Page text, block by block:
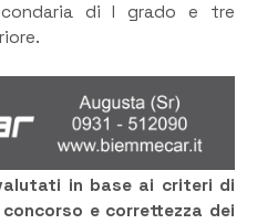
di I grado e tre
in base ai criteri di
e correttezza dei